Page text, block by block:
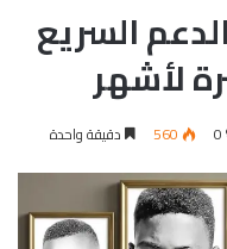
السريع
لأشهر
0
560 دقيقة واحدة